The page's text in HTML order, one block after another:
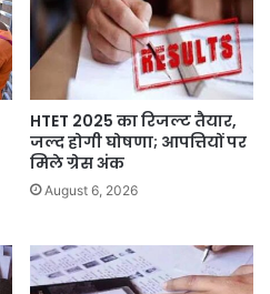
HTET 2025 का रिजल्ट तैयार,
जल्द होगी घोषणा; आपत्तियों पर
मिले ग्रेस अंक
August 6, 2026